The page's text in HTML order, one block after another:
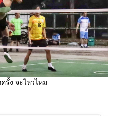
รั้ง จะไหวไหม